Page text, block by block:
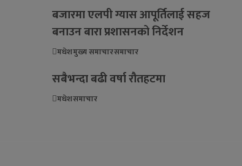
बजारमा एलपी ग्यास आपूर्तिलाई सहज
बनाउन बारा प्रशासनको निर्देशन
मधेशमुख्य समाचारसमाचार
सबैभन्दा बढी वर्षा रौतहटमा
मधेशसमाचार